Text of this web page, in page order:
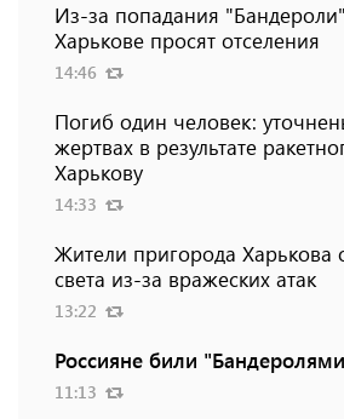
Из-за попадания
Харькове просят отселения
14:46
Погиб один человек:
жертвах в результате
Харькову
14:33
Жители пригорода Харькова
света из-за вражеских атак
13:22
Россияне били
11:13